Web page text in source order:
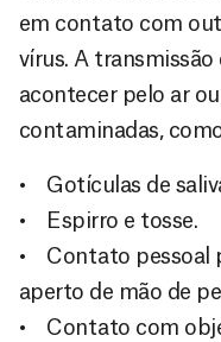
em contato com
vírus. A
acontecer pelo ar
contaminadas,
• Gotículas de
• Espirro e tosse.
• Contato pessoal
aperto de mão de
• Contato com